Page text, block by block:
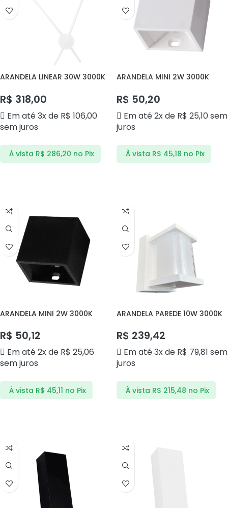
ARANDELA LINEAR 30W 3000K
R$ 318,00
Em até 3x de R$ 106,00
sem juros
À vista R$ 286,20 no Pix
ARANDELA MINI 2W 3000K
R$ 50,20
Em até 2x de R$ 25,10sem
juros
À vista R$ 45,18 no Pix
ARANDELA MINI 2W 3000K
R$ 50,12
Em até 2x de R$ 25,06
sem juros
À vista R$ 45,11 no Pix
ARANDELA PAREDE 10W 3000K
R$ 239,42
Em até 3x de R$ 79,81 sem
juros
À vista R$ 215,48 no Pix